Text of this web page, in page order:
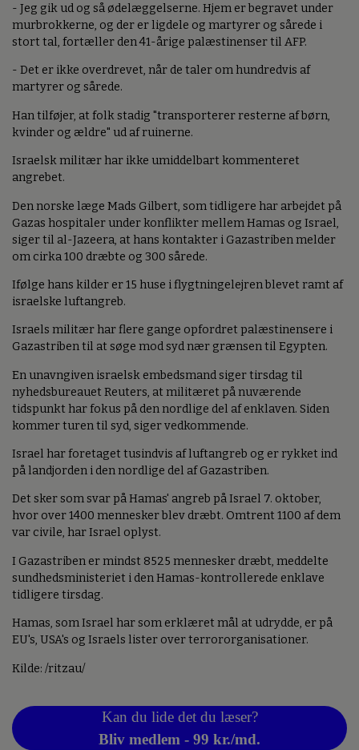
- Jeg gik ud og så ødelæggelserne. Hjem er begravet under
murbrokkerne, og der er ligdele og martyrer og sårede i
stort tal, fortæller den 41-årige palæstinenser til AFP.
- Det er ikke overdrevet, når de taler om hundredvis af
martyrer og sårede.
Han tilføjer, at folk stadig "transporterer resterne af børn,
kvinder og ældre" ud af ruinerne.
Israelsk militær har ikke umiddelbart kommenteret
angrebet.
Den norske læge Mads Gilbert, som tidligere har arbejdet på
Gazas hospitaler under konflikter mellem Hamas og Israel,
siger til al-Jazeera, at hans kontakter i Gazastriben melder
om cirka 100 dræbte og 300 sårede.
Ifølge hans kilder er 15 huse i flygtningelejren blevet ramt af
israelske luftangreb.
Israels militær har flere gange opfordret palæstinensere i
Gazastriben til at søge mod syd nær grænsen til Egypten.
En unavngiven israelsk embedsmand siger tirsdag til
nyhedsbureauet Reuters, at militæret på nuværende
tidspunkt har fokus på den nordlige del af enklaven. Siden
kommer turen til syd, siger vedkommende.
Israel har foretaget tusindvis af luftangreb og er rykket ind
på landjorden i den nordlige del af Gazastriben.
Det sker som svar på Hamas' angreb på Israel 7. oktober,
hvor over 1400 mennesker blev dræbt. Omtrent 1100 af dem
var civile, har Israel oplyst.
I Gazastriben er mindst 8525 mennesker dræbt, meddelte
sundhedsministeriet i den Hamas-kontrollerede enklave
tidligere tirsdag.
Hamas, som Israel har som erklæret mål at udrydde, er på
EU's, USA's og Israels lister over terrororganisationer.
Kilde: /ritzau/
Kan du lide det du læser?
Bliv medlem - 99 kr./md.